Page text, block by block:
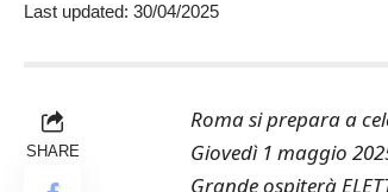
Last updated: 30/04/2025
SHARE
Roma si prepara a
Giovedì 1 maggio
Grande ospiterà